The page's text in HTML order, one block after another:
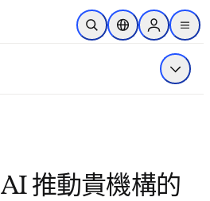
跳到主要內容
公開搜尋位置選擇器Sign in to
menu
顯示選
推動貴機構的